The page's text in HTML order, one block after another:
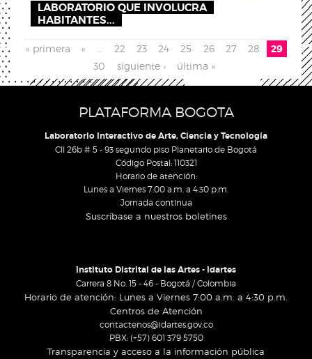
LABORATORIO QUE INVOLUCRA
HABITANTES...
Pages
« primera « 22 23 24 25 26 27 28 29
30 siguiente › última »
PLATAFORMA BOGOTA
Laboratorio Interactivo de Arte, Ciencia y Tecnología
Cll 26b # 5 - 93 segundo piso Planetario de Bogotá
Código Postal: 110321
Horario de atención:
Lunes a Viernes 7:00 a.m. a 4:30 p.m.
Jornada continua
Suscríbase a nuestros boletines
Instituto Distrital de las Artes - Idartes
Carrera 8 No. 15 - 46 - Bogotá / Colombia
Horario de atención: Lunes a Viernes 7:00 a.m. a 4:30 p.m.
Centros de Atención
contactenos@idartes.gov.co
PBX: (+57) 601 379 5750
Transparencia y acceso a la información pública